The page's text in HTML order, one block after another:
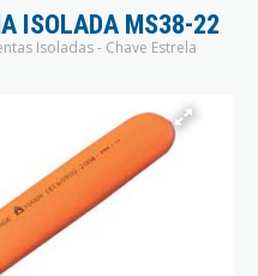
ISOLADA MS38-22
Isoladas - Chave Estrela